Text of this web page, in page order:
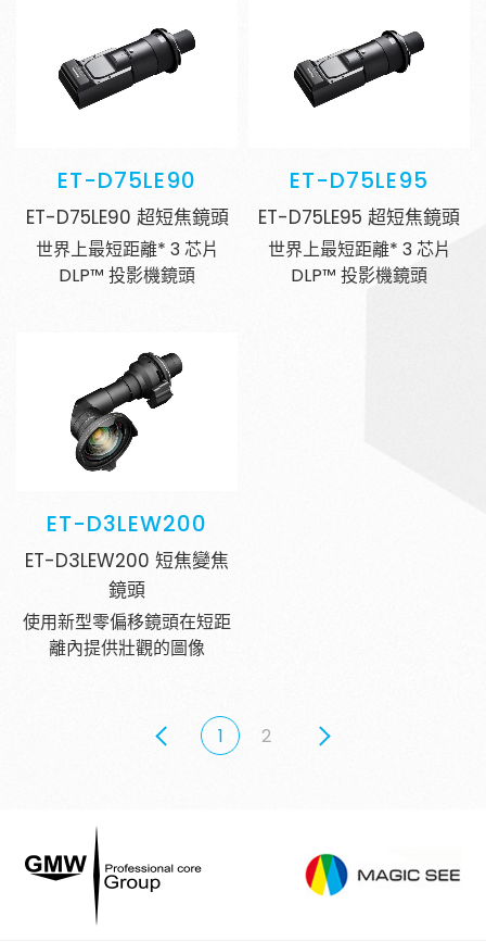
ET-D75LE90
ET-D75LE90 超短焦鏡頭
世界上最短距離* 3 芯片
DLP™ 投影機鏡頭
ET-D75LE95
ET-D75LE95 超短焦鏡頭
世界上最短距離* 3 芯片
DLP™ 投影機鏡頭
ET-D3LEW200
ET-D3LEW200 短焦變焦
鏡頭
使用新型零偏移鏡頭在短距
離內提供壯觀的圖像
1 2